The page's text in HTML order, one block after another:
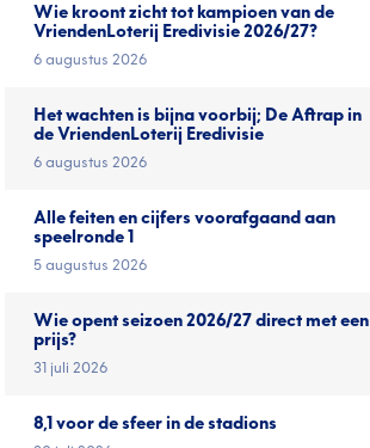
Wie kroont zicht tot kampioen van de
VriendenLoterij Eredivisie 2026/27?
6 augustus 2026
Het wachten is bijna voorbij; De Aftrap in
de VriendenLoterij Eredivisie
6 augustus 2026
Alle feiten en cijfers voorafgaand aan
speelronde 1
5 augustus 2026
Wie opent seizoen 2026/27 direct met een
prijs?
31 juli 2026
8,1 voor de sfeer in de stadions